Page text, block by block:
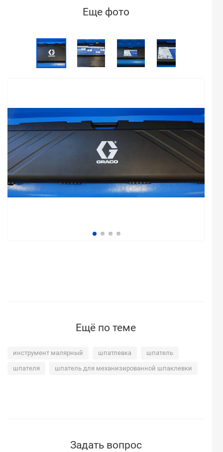
Еще фото
Ещё по теме
инструмент малярный шпатлевка шпатель
шпателя шпатель для механизированной шпаклевки
Задать вопрос